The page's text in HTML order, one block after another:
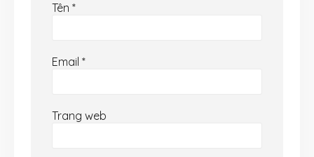
Tên *
Email *
Trang web